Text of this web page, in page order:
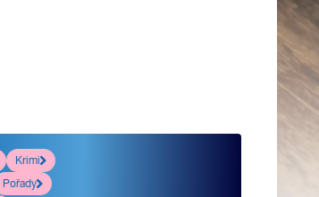
Krimi
Pořady